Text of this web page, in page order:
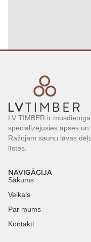
LV TIMBER ir
specializējusies apses
Ražojam saunu lāvas
līstes.
NAVIGĀCIJA
Sākums
Veikals
Par mums
Kontakti